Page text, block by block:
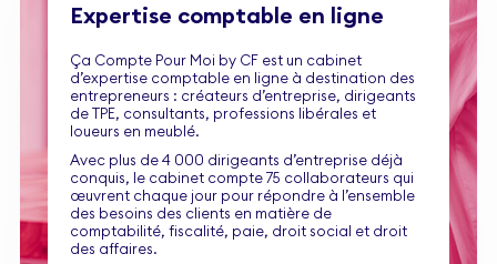
Expertise comptable en ligne
Ça Compte Pour Moi by CF est un cabinet
d’expertise comptable en ligne à destination des
entrepreneurs : créateurs d’entreprise, dirigeants
de TPE, consultants, professions libérales et
loueurs en meublé.
Avec plus de 4 000 dirigeants d’entreprise déjà
conquis, le cabinet compte 75 collaborateurs qui
œuvrent chaque jour pour répondre à l’ensemble
des besoins des clients en matière de
comptabilité, fiscalité, paie, droit social et droit
des affaires.